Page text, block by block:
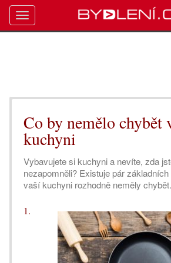
Co by nemělo chybět
kuchyni
Vybavujete si kuchyni a nevíte, zda
nezapomněli? Existuje pár
vaší kuchyni rozhodně neměly chybět.
1.
Toggle
navigation